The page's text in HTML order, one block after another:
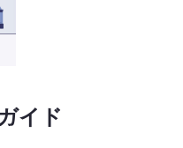
イド